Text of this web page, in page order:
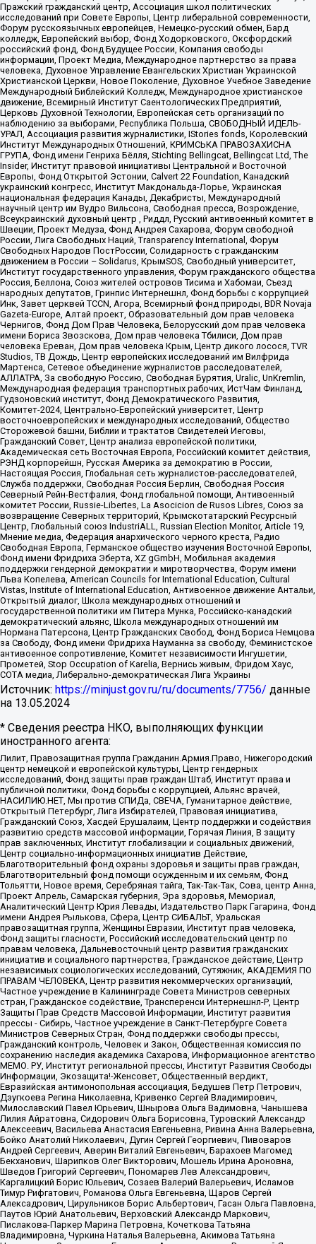
Пражский гражданский центр, Ассоциация школ политических
исследований при Совете Европы, Центр либеральной современности,
Форум русскоязычных европейцев, Немецко-русский обмен, Бард
колледж, Европейский выбор, Фонд Ходорковского, Оксфордский
российский фонд, Фонд Будущее России, Компания свободы
информации, Проект Медиа, Международное партнерство за права
человека, Духовное Управление Евангельских Христиан Украинской
Христианской Церкви, Новое Поколение, Духовное Учебное Заведение
Международный Библейский Колледж, Международное христианское
движение, Всемирный Институт Саентологических Предприятий,
Церковь Духовной Технологии, Европейская сеть организаций по
наблюдению за выборами, Республика Польша, СВОБОДНЫЙ ИДЕЛЬ-
УРАЛ, Ассоциация развития журналистики, IStories fonds, Королевский
Институт Международных Отношений, КРИМСЬКА ПРАВОЗАХИСНА
ГРУПА, Фонд имени Генриха Бёлля, Stichting Bellingcat, Bellingcat Ltd, The
Insider, Институт правовой инициативы Центральной и Восточной
Европы, Фонд Открытой Эстонии, Calvert 22 Foundation, Канадский
украинский конгресс, Институт Макдональда-Лорье, Украинская
национальная федерация Канады, Декабристы, Международный
научный центр им Вудро Вильсона, Свободная пресса, Возрождение,
Всеукраинский духовный центр , Риддл, Русский антивоенный комитет в
Швеции, Проект Медуза, Фонд Андрея Сахарова, Форум свободной
России, Лига Свободных Наций, Transparеncy International, Форум
Свободных Народов ПостРоссии, Солидарность с гражданским
движением в России – Solidarus, КрымSOS, Свободный университет,
Институт государственного управления, Форум гражданского общества
Россия, Беллона, Союз жителей островов Тисима и Хабомаи, Съезд
народных депутатов, Гринпис Интернешнл, Фонд борьбы с коррупцией
Инк, Завет церквей TCCN, Агора, Всемирный фонд природы, BDR Novaja
Gazeta-Europe, Алтай проект, Образовательный дом прав человека
Чернигов, Фонд Дом Прав Человека, Белорусский дом прав человека
имени Бориса Звозскова, Дом прав человека Тбилиси, Дом прав
человека Ереван, Дом прав человека Крым, Центр дикого лосося, TVR
Studios, ТВ Дождь, Центр европейских исследований им Вилфрида
Мартенса, Сетевое объединение журналистов расследователей,
АЛЛАТРА, За свободную Россию, Свободная Бурятия, Uralic, UnKremlin,
Международная федерация транспортных рабочих, ИстЧам Финланд,
Гудзоновский институт, Фонд Демократического Развития,
Комитет-2024, Центрально-Европейский университет, Центр
восточноевропейских и международных исследований, Общество
Сторожевой башни, Библии и трактатов Свидетелей Иеговы,
Гражданский Совет, Центр анализа европейской политики,
Академическая сеть Восточная Европа, Российский комитет действия,
РЭНД корпорейшн, Русская Америка за демократию в России,
Настоящая Россия, Глобальная сеть журналистов-расследователей,
Служба поддержки, Свободная Россия Берлин, Свободная Россия
Северный Рейн-Вестфалия, Фонд глобальной помощи, Антивоенный
комитет России, Russie-Libertes, La Asocicion de Rusos Libres, Союз за
возвращение Северных территорий, Крымскотатарский Ресурсный
Центр, Глобальный союз IndustriALL, Russian Election Monitor, Article 19,
Мнение медиа, Федерация анархического черного креста, Радио
Свободная Европа, Германское общество изучения Восточной Европы,
Фонд имени Фридриха Эберта, XZ gGmbH, Мобильная академия
поддержки гендерной демократии и миротворчества, Форум имени
Льва Копелева, American Councils for International Education, Cultural
Vistas, Institute of International Education, Антивоенное движение Антальи,
Открытый диалог, Школа международных отношений и
государственной политики им Питера Мунка, Российско-канадский
демократический альянс, Школа международных отношений им
Нормана Патерсона, Центр Гражданских Свобод, Фонд Бориса Немцова
за Свободу, Фонд имени Фридриха Науманна за свободу, Феминистское
антивоенное сопротивление, Комитет независимости Ингушетии,
Прометей, Stop Occupation of Karelia, Вернись живым, Фридом Хаус,
СОТА медиа, Либерально-демократическая Лига Украины
Источник: https://minjust.gov.ru/ru/documents/7756/ данные
на 13.05.2024
* Сведения реестра НКО, выполняющих функции
иностранного агента:
Лилит, Правозащитная группа Гражданин.Армия.Право, Нижегородский
центр немецкой и европейской культуры, Центр гендерных
исследований, Фонд защиты прав граждан Штаб, Институт права и
публичной политики, Фонд борьбы с коррупцией, Альянс врачей,
НАСИЛИЮ.НЕТ, Мы против СПИДа, СВЕЧА, Гуманитарное действие,
Открытый Петербург, Лига Избирателей, Правовая инициатива,
Гражданский Союз, Хасдей Ерушалаим, Центр поддержки и содействия
развитию средств массовой информации, Горячая Линия, В защиту
прав заключенных, Институт глобализации и социальных движений,
Центр социально-информационных инициатив Действие,
Благотворительный фонд охраны здоровья и защиты прав граждан,
Благотворительный фонд помощи осужденным и их семьям, Фонд
Тольятти, Новое время, Серебряная тайга, Так-Так-Так, Сова, центр Анна,
Проект Апрель, Самарская губерния, Эра здоровья, Мемориал,
Аналитический Центр Юрия Левады, Издательство Парк Гагарина, Фонд
имени Андрея Рылькова, Сфера, Центр СИБАЛЬТ, Уральская
правозащитная группа, Женщины Евразии, Институт прав человека,
Фонд защиты гласности, Российский исследовательский центр по
правам человека, Дальневосточный центр развития гражданских
инициатив и социального партнерства, Гражданское действие, Центр
независимых социологических исследований, Сутяжник, АКАДЕМИЯ ПО
ПРАВАМ ЧЕЛОВЕКА, Центр развития некоммерческих организаций,
Частное учреждение в Калининграде Совета Министров северных
стран, Гражданское содействие, Трансперенси Интернешнл-Р, Центр
Защиты Прав Средств Массовой Информации, Институт развития
прессы - Сибирь, Частное учреждение в Санкт-Петербурге Совета
Министров Северных Стран, Фонд поддержки свободы прессы,
Гражданский контроль, Человек и Закон, Общественная комиссия по
сохранению наследия академика Сахарова, Информационное агентство
МЕМО. РУ, Институт региональной прессы, Институт Развития Свободы
Информации, Экозащита!-Женсовет, Общественный вердикт,
Евразийская антимонопольная ассоциация, Бедушев Петр Петрович,
Дзугкоева Регина Николаевна, Кривенко Сергей Владимирович,
Милославский Павел Юрьевич, Шнырова Ольга Вадимовна, Чанышева
Лилия Айратовна, Сидорович Ольга Борисовна, Туровский Александр
Алексеевич, Васильева Анастасия Евгеньевна, Ривина Анна Валерьевна,
Бойко Анатолий Николаевич, Дугин Сергей Георгиевич, Пивоваров
Андрей Сергеевич, Аверин Виталий Евгеньевич, Барахоев Магомед
Бекханович, Шарипков Олег Викторович, Мошель Ирина Ароновна,
Шведов Григорий Сергеевич, Пономарев Лев Александрович,
Каргалицкий Борис Юльевич, Созаев Валерий Валерьевич, Исламов
Тимур Рифгатович, Романова Ольга Евгеньевна, Щаров Сергей
Алексадрович, Цирульников Борис Альбертович, Гасан Ольга Павловна,
Паутов Юрий Анатольевич, Верховский Александр Маркович,
Пислакова-Паркер Марина Петровна, Кочеткова Татьяна
Владимировна, Чуркина Наталья Валерьевна, Акимова Татьяна